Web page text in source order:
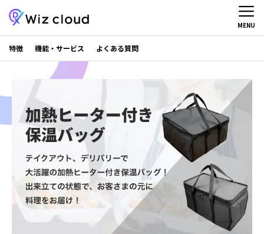
MENU
特徴 機能・サービス よくある質問